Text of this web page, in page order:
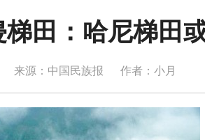
田：哈尼梯田
来源：中国民族报 作者：小月